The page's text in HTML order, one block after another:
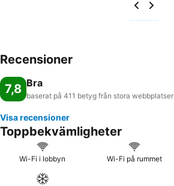
Recensioner
7,8 Bra
baserat på 411 betyg från stora webbplatser
Visa recensioner
Toppbekvämligheter
Wi-Fi i lobbyn Wi-Fi på rummet